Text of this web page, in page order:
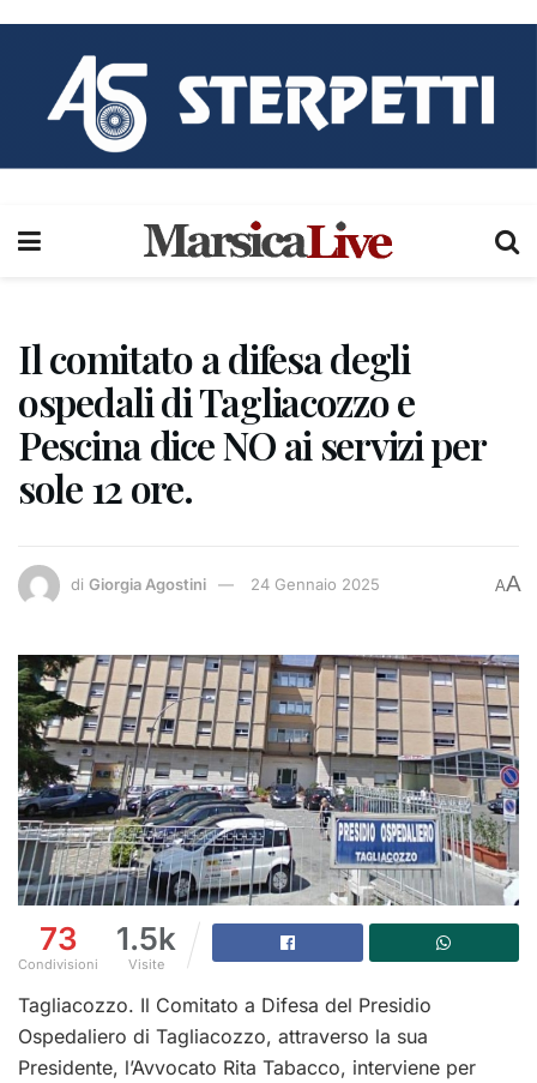
Il comitato a difesa degli
ospedali di Tagliacozzo e
Pescina dice NO ai servizi per
sole 12 ore.
di Giorgia Agostini 24 Gennaio 2025 AA
73
Condivisioni
1.5k
Visite
Tagliacozzo. Il Comitato a Difesa del Presidio
Ospedaliero di Tagliacozzo, attraverso la sua
Presidente, l’Avvocato Rita Tabacco, interviene per